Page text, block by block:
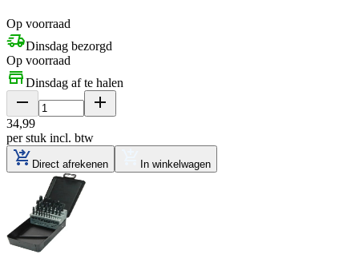
Op voorraad
Dinsdag bezorgd
Op voorraad
Dinsdag af te halen
34,99
per stuk incl. btw
Direct afrekenen In winkelwagen